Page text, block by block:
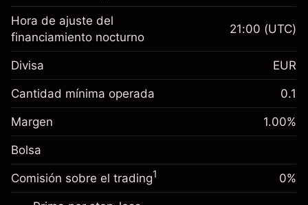
€1,000.00
Ajuste de financiamiento
nocturno
Cargos por el valor total de la
posición
%
(-€10.96)
Tamaño de la operación con apalancamiento
€100,000.00
Dinero del apalancamiento ~ $
Margen. Tu inversión
€1,000.00
Ajuste de financiamiento
Cargos por el valor total de la
posición
-0.01096
Tamaño de la operación con apalancamiento
Hora de ajuste del
financiamiento nocturno
21:00 (UTC)
Divisa EUR
Cantidad mínima operada 0.1
Margen 1.00%
Bolsa
Comisión sobre el trading1 0%